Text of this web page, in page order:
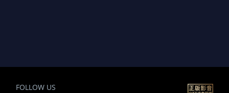
FOLLOW US